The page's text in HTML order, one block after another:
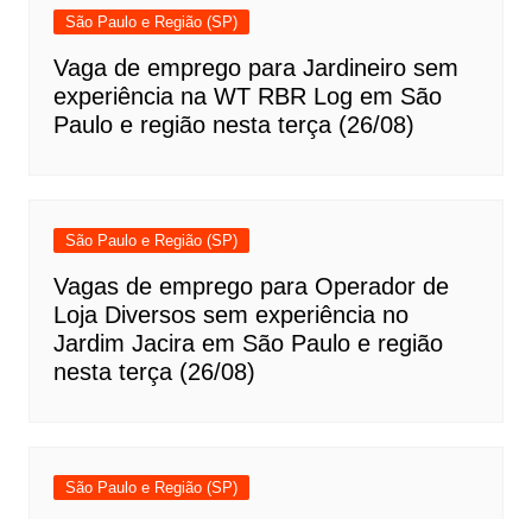
São Paulo e Região (SP)
Vaga de emprego para Jardineiro sem
experiência na WT RBR Log em São
Paulo e região nesta terça (26/08)
São Paulo e Região (SP)
Vagas de emprego para Operador de
Loja Diversos sem experiência no
Jardim Jacira em São Paulo e região
nesta terça (26/08)
São Paulo e Região (SP)